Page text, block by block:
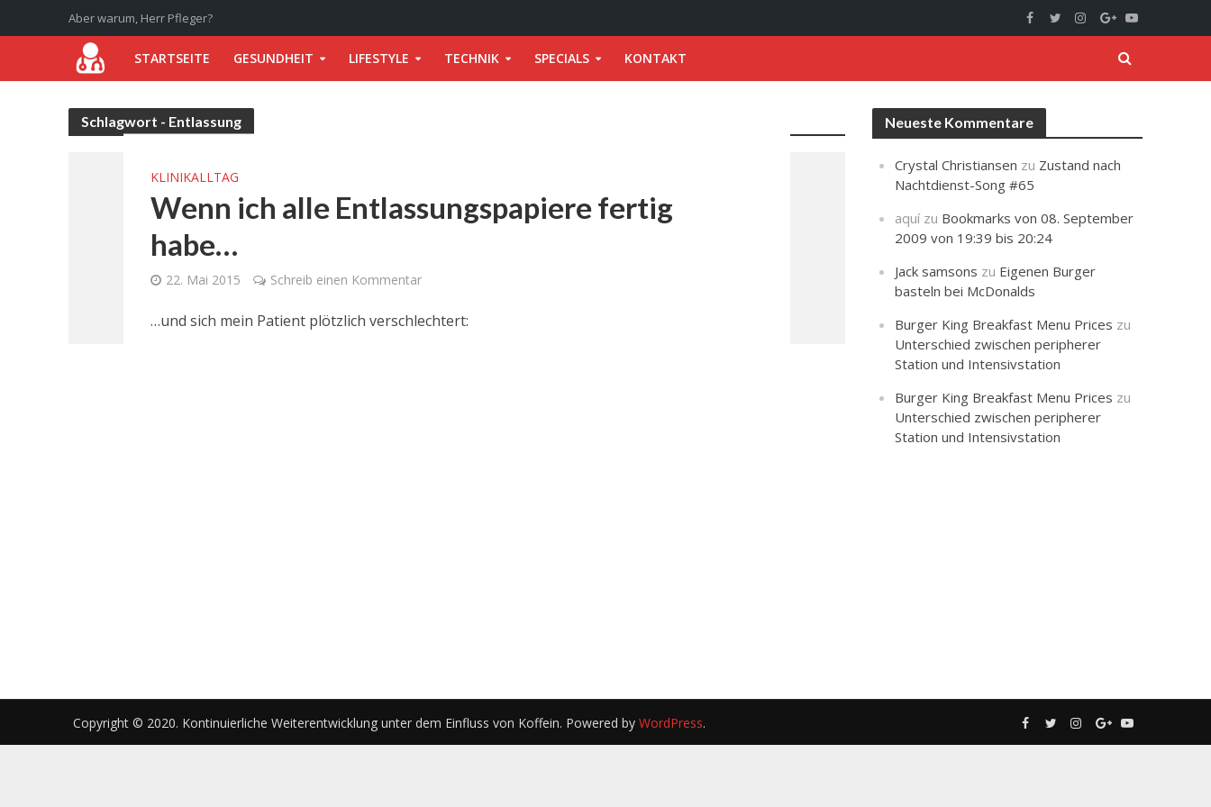
Aber warum, Herr Pfleger?
STARTSEITE GESUNDHEIT LIFESTYLE TECHNIK SPECIALS KONTAKT
Schlagwort - Entlassung
KLINIKALLTAG
Wenn ich alle Entlassungspapiere fertig
habe…
22. Mai 2015 Schreib einen Kommentar
…und sich mein Patient plötzlich verschlechtert:
Neueste Kommentare
Crystal Christiansen zu Zustand nach
Nachtdienst-Song #65
aquízu Bookmarks von 08. September
2009 von 19:39 bis 20:24
Jack samsons zu Eigenen Burger
basteln bei McDonalds
Burger King Breakfast Menu Prices zu
Unterschied zwischen peripherer
Station und Intensivstation
Burger King Breakfast Menu Prices zu
Unterschied zwischen peripherer
Station und Intensivstation
Copyright © 2020. Kontinuierliche Weiterentwicklung unter dem Einfluss von Koffein. Powered by WordPress.